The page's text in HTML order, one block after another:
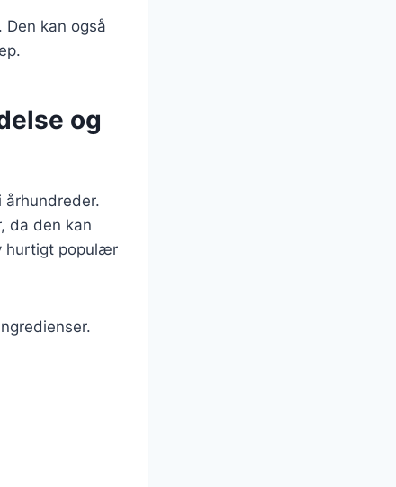
kan også
og
da den kan
hurtigt populær